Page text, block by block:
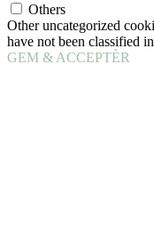
Others
Other uncategorized
have not been classified
GEM & ACCEPTÈR